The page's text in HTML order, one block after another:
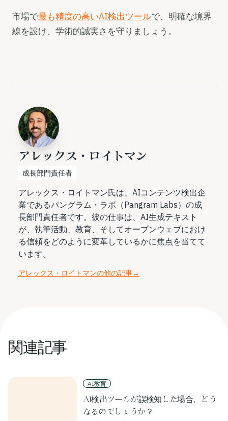
市場で最も精度の高いAI検出ツールで、明確な境界
線を設け、学術的誠実さを守りましょう。
アレックス・ロイトマン
成長部門責任者
アレックス・ロイトマン氏は、AIコンテンツ検出企
業であるパングラム・ラボ（Pangram Labs）の成
長部門責任者です。彼の仕事は、AI生成テキスト
が、執筆活動、教育、そしてオープンウェブにおけ
る信頼をどのように変革しているかに焦点を当てて
います。
アレックス・ロイトマンの他の記事→
関連記事
AI教育
AI検出ツールが誤検知した場合、どう
なるのでしょうか？